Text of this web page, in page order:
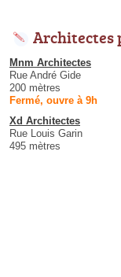
Architectes
Mnm Architectes
Rue André Gide
200 mètres
Fermé, ouvre à 9h
Xd Architectes
Rue Louis Garin
495 mètres